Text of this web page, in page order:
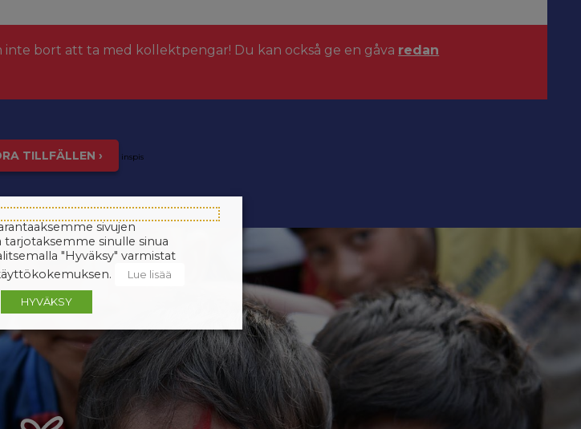
inte bort att ta med kollektpengar! Du kan också ge en gåva redan
TILLFÄLLEN › inspis
sivujen
tarjotaksemme sinulle sinua
"Hyväksy" varmistat
Lue lisää
HYVÄKSY